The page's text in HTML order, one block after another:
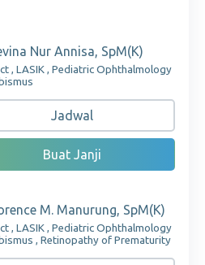
Nur Annisa, SpM(K)
, LASIK , Pediatric Ophthalmology
Jadwal
Buat Janji
M. Manurung, SpM(K)
, LASIK , Pediatric Ophthalmology
, Retinopathy of Prematurity